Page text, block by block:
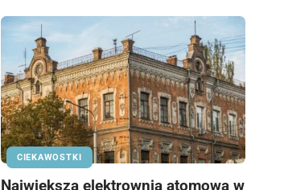
CIEKAWOSTKI
Największa elektrownia atomowa w